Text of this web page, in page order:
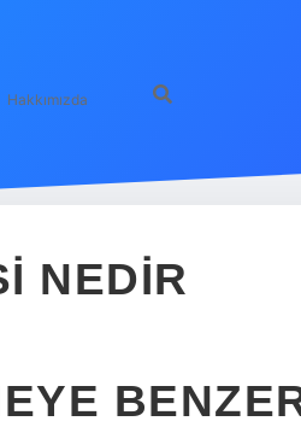
Hakkımızda
NEDIR